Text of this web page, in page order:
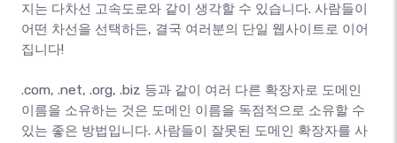
지는 다차선 고속도로와 같이 생각할 수 있습니다. 사람들이
어떤 차선을 선택하든, 결국 여러분의 단일 웹사이트로 이어
집니다!
.com, .net, .org, .biz 등과 같이 여러 다른 확장자로 도메인
이름을 소유하는 것은 도메인 이름을 독점적으로 소유할 수
있는 좋은 방법입니다. 사람들이 잘못된 도메인 확장자를 사